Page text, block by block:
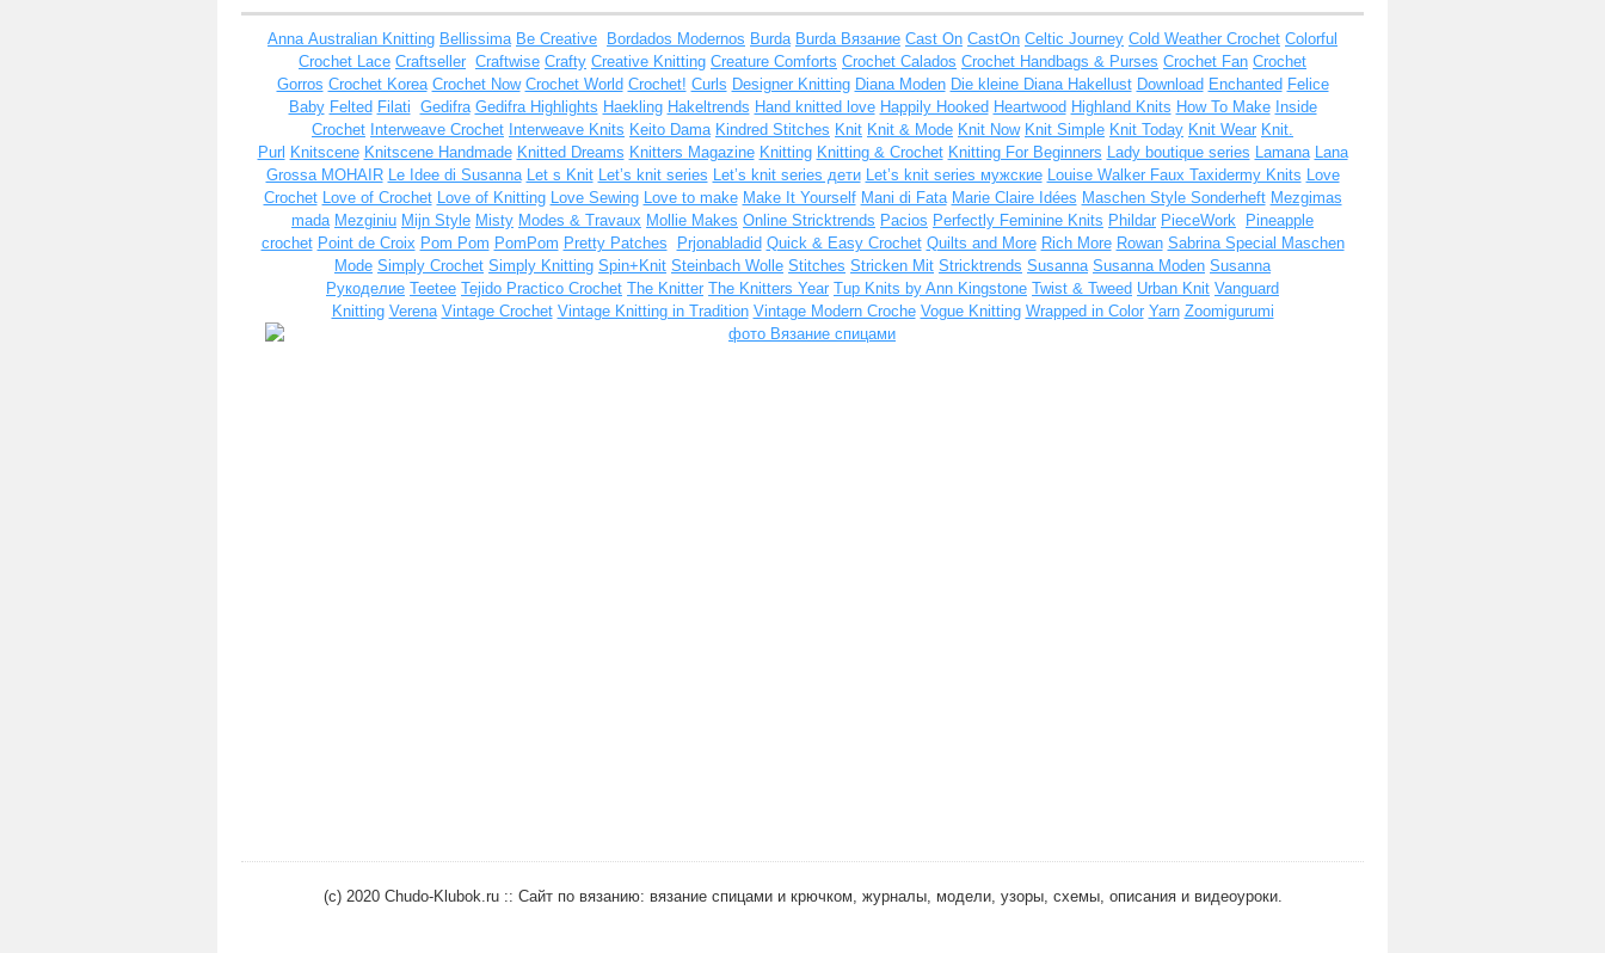
Anna Australian Knitting Bellissima Be Creative Bordados Modernos Burda Burda Вязание Cast On CastOn Celtic Journey Cold Weather Crochet Colorful
Crochet Lace Craftseller Craftwise Crafty Creative Knitting Creature Comforts Crochet Calados Crochet Handbags & Purses Crochet Fan Crochet
Gorros Crochet Korea Crochet Now Crochet World Crochet! Curls Designer Knitting Diana Moden Die kleine Diana Hakellust Download Enchanted Felice
Baby Felted Filati Gedifra Gedifra Highlights Haekling Hakeltrends Hand knitted love Happily Hooked Heartwood Highland Knits How To Make Inside
Crochet Interweave Crochet Interweave Knits Keito Dama Kindred Stitches Knit Knit & Mode Knit Now Knit Simple Knit Today Knit Wear Knit.
Purl Knitscene Knitscene Handmade Knitted Dreams Knitters Magazine Knitting Knitting & Crochet Knitting For Beginners Lady boutique series Lamana Lana
Grossa MOHAIR Le Idee di Susanna Let s Knit Let’s knit series Let’s knit series дети Let’s knit series мужские Louise Walker Faux Taxidermy Knits Love
Crochet Love of Crochet Love of Knitting Love Sewing Love to make Make It Yourself Mani di Fata Marie Claire Idées Maschen Style Sonderheft Mezgimas
mada Mezginiu Mijn Style Misty Modes & Travaux Mollie Makes Online Stricktrends Pacios Perfectly Feminine Knits Phildar PieceWork
Pineapple
crochet Point de Croix Pom Pom PomPom Pretty Patches Prjonabladid Quick & Easy Crochet Quilts and More Rich More Rowan Sabrina Special Maschen
Mode Simply Crochet Simply Knitting Spin+Knit Steinbach Wolle Stitches Stricken Mit Stricktrends Susanna Susanna Moden Susanna
Рукоделие Teetee Tejido Practico Crochet The Knitter The Knitters Year Tup Knits by Ann Kingstone Twist & Tweed Urban Knit Vanguard
Knitting Verena Vintage Crochet Vintage Knitting in Tradition Vintage Modern Croche Vogue Knitting Wrapped in Color Yarn Zoomigurumi
(c) 2020 Chudo-Klubok.ru :: Сайт по вязанию: вязание спицами и крючком, журналы, модели, узоры, схемы, описания и видеоуроки.